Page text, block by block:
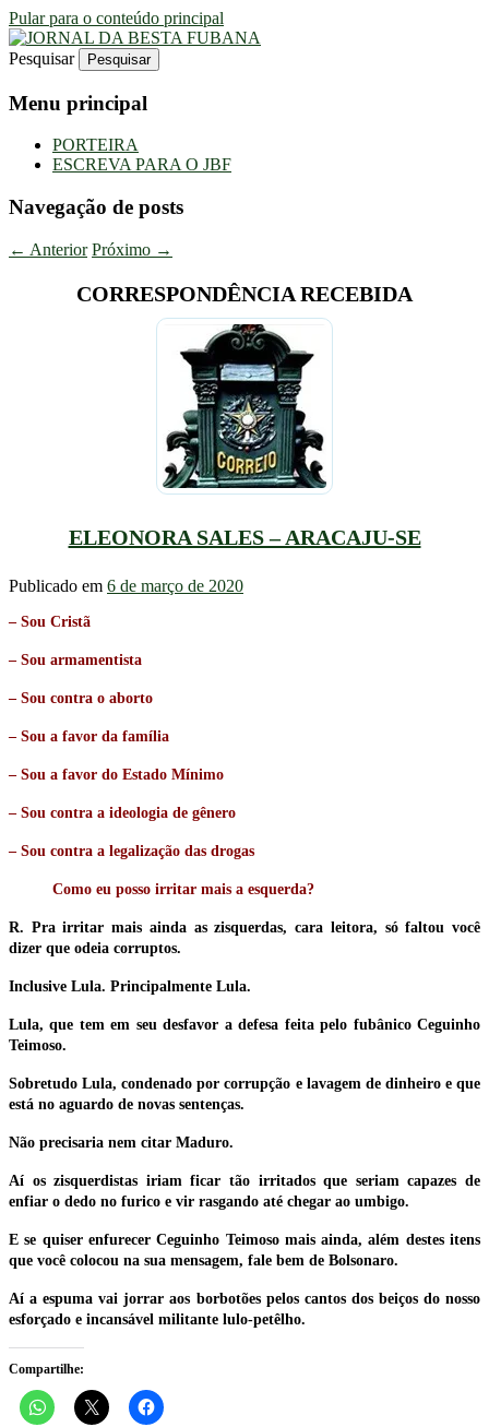
Pular para o conteúdo principal
JORNAL DA BESTA FUBANA
Uma Gazeta Escrota
Pesquisar
Menu principal
PORTEIRA
ESCREVA PARA O JBF
Navegação de posts
← Anterior Próximo →
CORRESPONDÊNCIA RECEBIDA
ELEONORA SALES – ARACAJU-SE
Publicado em 6 de março de 2020
– Sou Cristã
– Sou armamentista
– Sou contra o aborto
– Sou a favor da família
– Sou a favor do Estado Mínimo
– Sou contra a ideologia de gênero
– Sou contra a legalização das drogas
Como eu posso irritar mais a esquerda?
R. Pra irritar mais ainda as zisquerdas, cara leitora, só faltou você
dizer que odeia corruptos.
Inclusive Lula. Principalmente Lula.
Lula, que tem em seu desfavor a defesa feita pelo fubânico Ceguinho
Teimoso.
Sobretudo Lula, condenado por corrupção e lavagem de dinheiro e que
está no aguardo de novas sentenças.
Não precisaria nem citar Maduro.
Aí os zisquerdistas iriam ficar tão irritados que seriam capazes de
enfiar o dedo no furico e vir rasgando até chegar ao umbigo.
E se quiser enfurecer Ceguinho Teimoso mais ainda, além destes itens
que você colocou na sua mensagem, fale bem de Bolsonaro.
Aí a espuma vai jorrar aos borbotões pelos cantos dos beiços do nosso
esforçado e incansável militante lulo-petêlho.
Compartilhe: